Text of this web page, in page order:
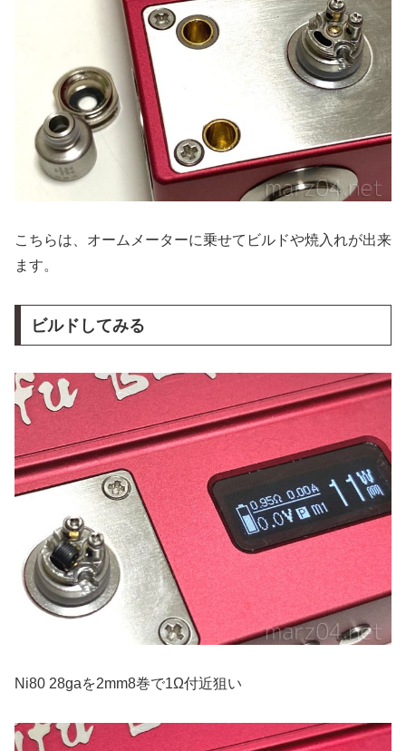
こちらは、オームメーターに乗せてビルドや焼入れが出来
ます。
ビルドしてみる
Ni80 28gaを2mm8巻で1Ω付近狙い